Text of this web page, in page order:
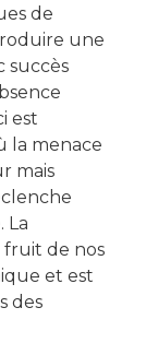
de
une
succès
est
la menace
mais
La
de nos
et est
des